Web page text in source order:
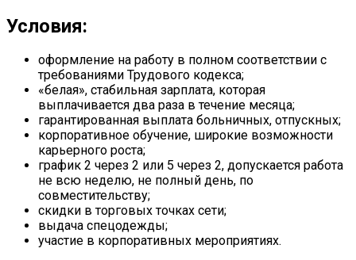
Условия:
оформление на работу в полном соответствии с
требованиями Трудового кодекса;
«белая», стабильная зарплата, которая
выплачивается два раза в течение месяца;
гарантированная выплата больничных, отпускных;
корпоративное обучение, широкие возможности
карьерного роста;
график 2 через 2 или 5 через 2, допускается работа
не всю неделю, не полный день, по
совместительству;
скидки в торговых точках сети;
выдача спецодежды;
участие в корпоративных мероприятиях.